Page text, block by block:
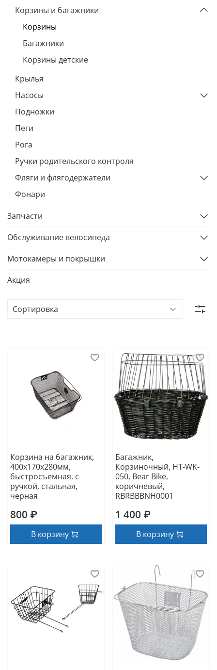
Корзина на багажник,
400х170х280мм,
быстросъемная, с
ручкой, стальная,
черная
800 ₽
В корзину
Багажник,
Корзиночный, HT-WK-
050, Bear Bike,
коричневый,
RBRBBBNH0001
1 400 ₽
В корзину
Корзины и багажники
Корзины
Багажники
Корзины детские
Крылья
Насосы
Подножки
Пеги
Рога
Ручки родительского контроля
Фляги и флягодержатели
Фонари
Запчасти
Обслуживание велосипеда
Мотокамеры и покрышки
Акция